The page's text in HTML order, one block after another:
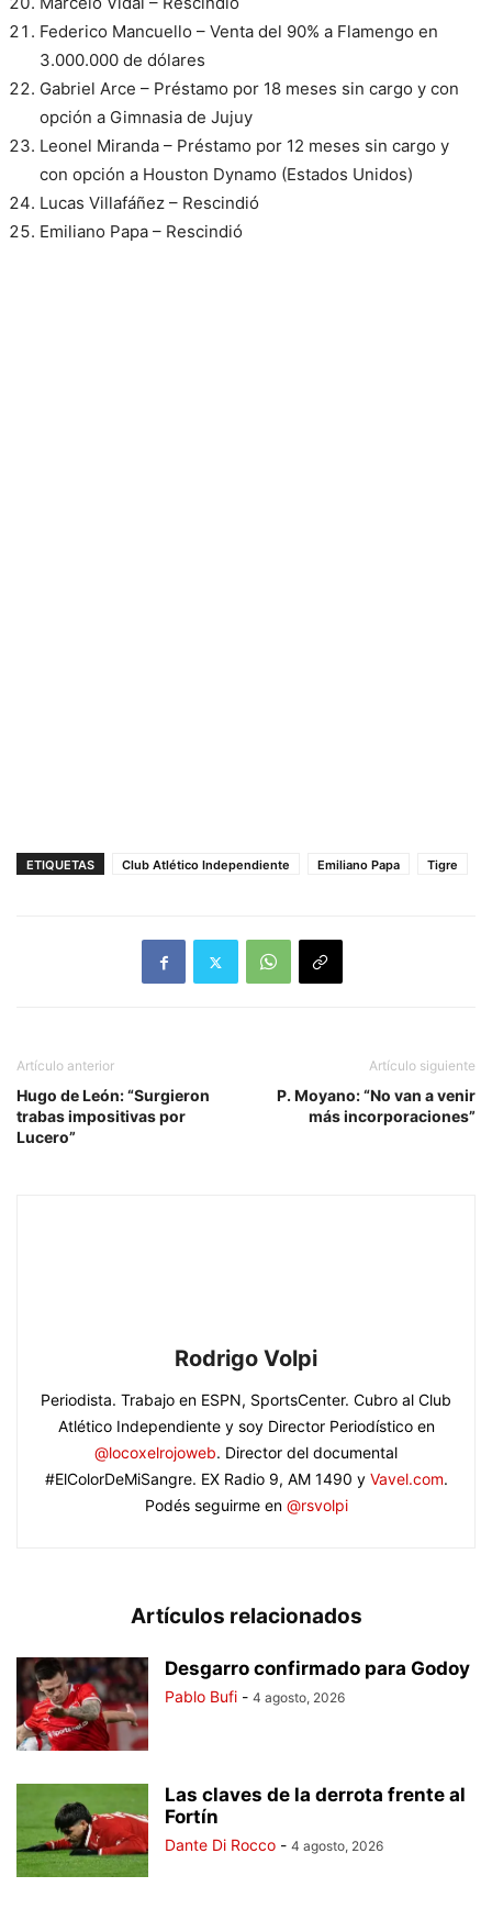
Federico Mancuello – Venta del 90% a Flamengo en
3.000.000 de dólares
Gabriel Arce – Préstamo por 18 meses sin cargo y con
opción a Gimnasia de Jujuy
Leonel Miranda – Préstamo por 12 meses sin cargo y
con opción a Houston Dynamo (Estados Unidos)
Lucas Villafáñez – Rescindió
Emiliano Papa – Rescindió
ETIQUETAS Club Atlético Independiente Emiliano Papa Tigre
Artículo anterior
Hugo de León: “Surgieron
trabas impositivas por
Lucero”
Artículo siguiente
P. Moyano: “No van a venir
más incorporaciones”
Rodrigo Volpi
Periodista. Trabajo en ESPN, SportsCenter. Cubro al Club
Atlético Independiente y soy Director Periodístico en
@locoxelrojoweb. Director del documental
#ElColorDeMiSangre. EX Radio 9, AM 1490 y Vavel.com.
Podés seguirme en @rsvolpi
Artículos relacionados
Desgarro confirmado para Godoy
Pablo Bufi - 4 agosto, 2026
Las claves de la derrota frente al
Fortín
Dante Di Rocco - 4 agosto, 2026